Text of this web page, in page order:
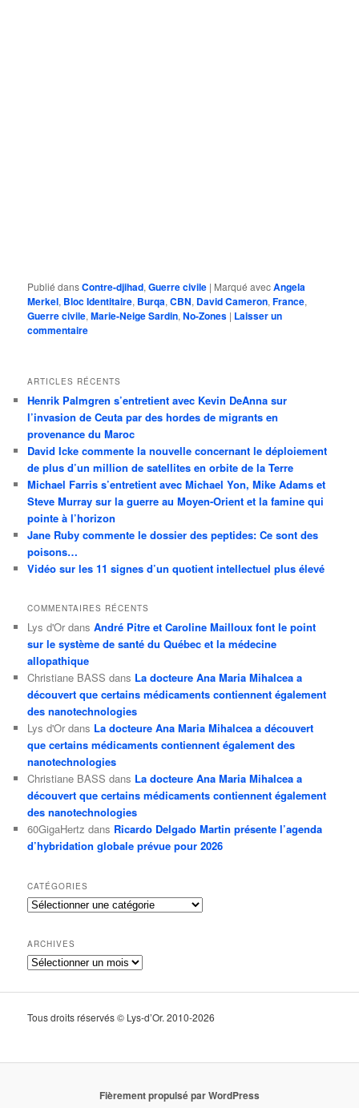
Publié dansContre-djihad,Guerre civile | Marqué avecAngela
Merkel, Bloc Identitaire, Burqa,CBN, David Cameron,France,
Guerre civile,Marie-Neige Sardin,No-Zones | Laisser un
commentaire
ARTICLES RÉCENTS
Henrik Palmgren s’entretient avec Kevin DeAnna sur
l’invasion de Ceuta par des hordes de migrants en
provenance du Maroc
David Icke commente la nouvelle concernant le déploiement
de plus d’un million de satellites en orbite de la Terre
Michael Farris s’entretient avec Michael Yon, Mike Adams et
Steve Murray sur la guerre au Moyen-Orient et la famine qui
pointe à l’horizon
Jane Ruby commente le dossier des peptides: Ce sont des
poisons…
Vidéo sur les 11 signes d’un quotient intellectuel plus élevé
COMMENTAIRES RÉCENTS
Lys d'Or dansAndré Pitre et Caroline Mailloux font le point
sur le système de santé du Québec et la médecine
allopathique
Christiane BASS dans La docteure Ana Maria Mihalcea a
découvert que certains médicaments contiennent également
des nanotechnologies
Lys d'Or dans La docteure Ana Maria Mihalcea a découvert
que certains médicaments contiennent également des
nanotechnologies
Christiane BASS dans La docteure Ana Maria Mihalcea a
découvert que certains médicaments contiennent également
des nanotechnologies
60GigaHertz dans Ricardo Delgado Martin présente l’agenda
d’hybridation globale prévue pour 2026
CATÉGORIES
Catégories
ARCHIVES
Archives
Tous droits réservés © Lys-d’Or. 2010-2026
Fièrement propulsé par WordPress